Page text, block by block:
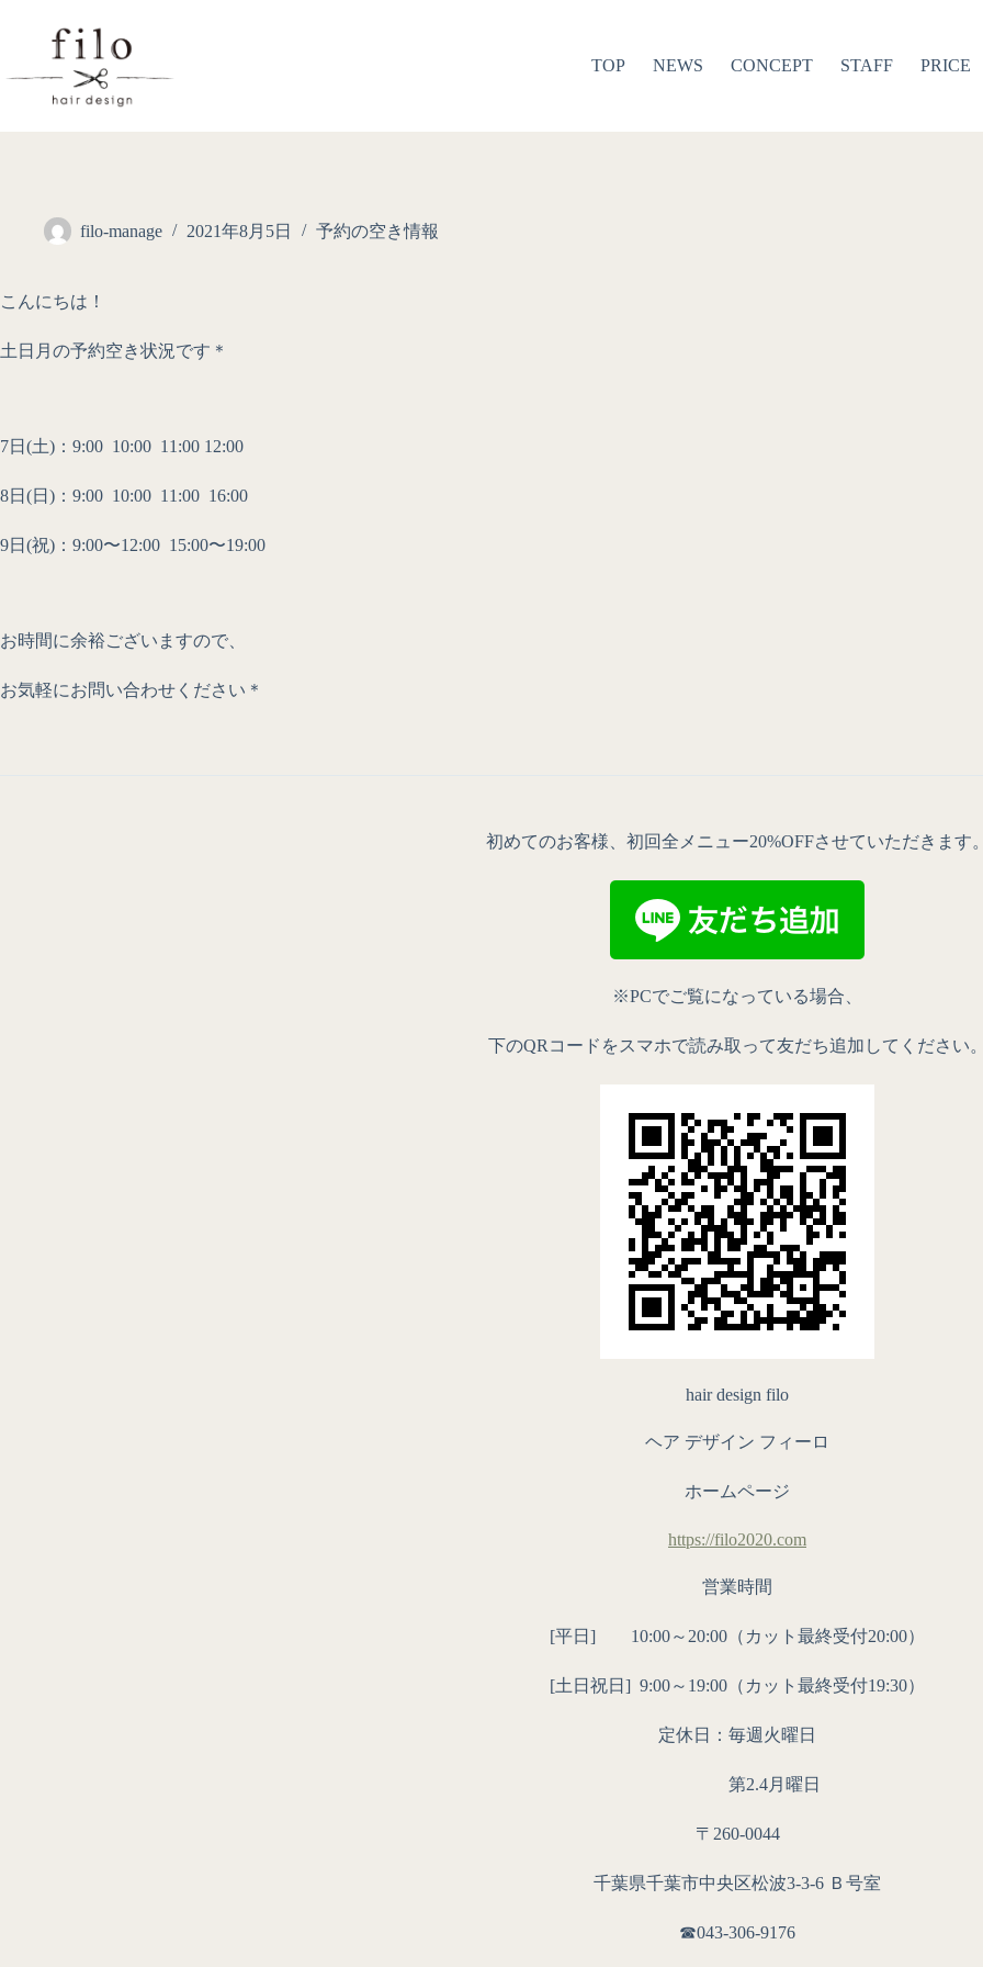
TOP NEWS CONCEPT STAFF PRICE
filo-manage 2021年8月5日 予約の空き情報
こんにちは！
土日月の予約空き状況です＊
7日(土)：9:00 10:00 11:00 12:00
8日(日)：9:00 10:00 11:00 16:00
9日(祝)：9:00〜12:00 15:00〜19:00
お時間に余裕ございますので、
お気軽にお問い合わせください＊
初めてのお客様、初回全メニュー20%OFFさせていただきます
※PCでご覧になっている場合、
下のQRコードをスマホで読み取って友だち追加してください
hair design filo
ヘア デザイン フィーロ
ホームページ
https://filo2020.com
営業時間
[平日] 10:00～20:00（カット最終受付20:00）
[土日祝日] 9:00～19:00（カット最終受付19:30）
定休日：毎週火曜日
第2.4月曜日
〒260-0044
千葉県千葉市中央区松波3-3-6 Ｂ号室
☎︎043-306-9176